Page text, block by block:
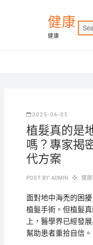
健康
健康
2025-06-05
植髮真的是
嗎？專家揭
代方案
POST BY ADMIN 健
面對地中海禿的困
植髮手術。但植髮
上，醫學界已經發
幫助患者重拾自信。